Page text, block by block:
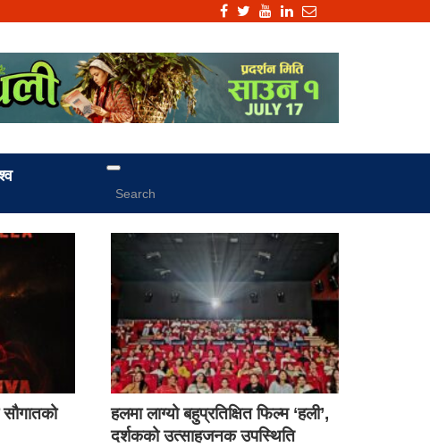
हलमा लाग्यो बहुप्रतिक्षित फिल्म ‘हली’,
दर्शकको उत्साहजनक उपस्थिति